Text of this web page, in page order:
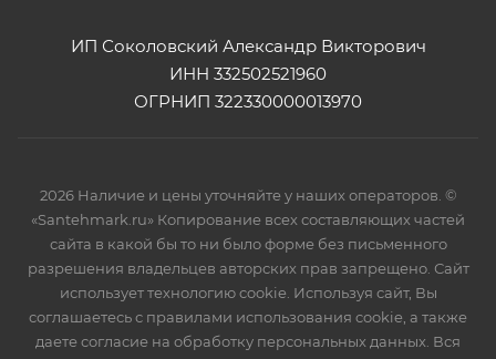
ИП Соколовский Александр Викторович
ИНН 332502521960
ОГРНИП 322330000013970
2026 Наличие и цены уточняйте у наших операторов. ©
«Santehmark.ru» Копирование всех составляющих частей
сайта в какой бы то ни было форме без письменного
разрешения владельцев авторских прав запрещено. Сайт
использует технологию cookie. Используя сайт, Вы
соглашаетесь с правилами использования cookie, а также
даете согласие на обработку персональных данных. Вся